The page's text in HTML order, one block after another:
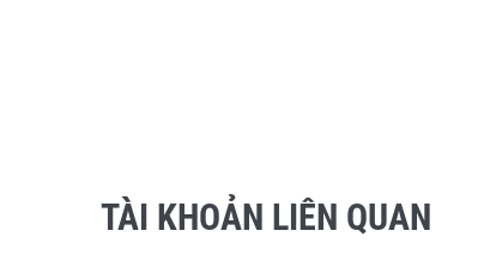
TÀI KHOẢN LIÊN QUAN